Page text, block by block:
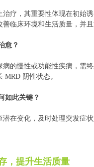
疗，其重要性体现在初始
临床环境和生活质量，并
愈？
的慢性或功能性疾病，需
阴性状态。
如此关键？
在变化，及时处理突发症
，提升生活质量